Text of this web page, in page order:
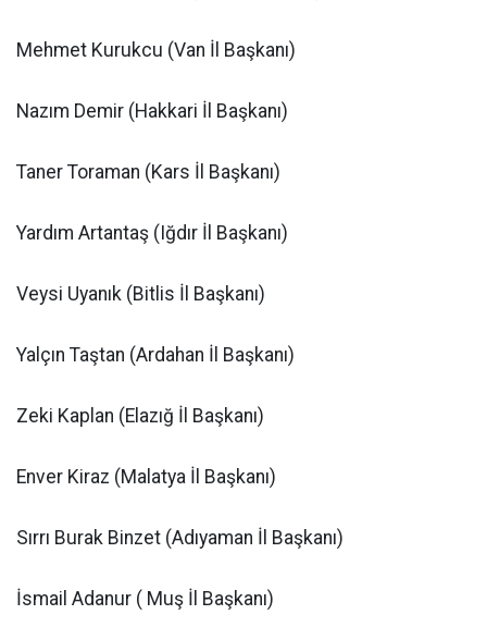
Mehmet Kurukcu (Van İl Başkanı)
Nazım Demir (Hakkari İl Başkanı)
Taner Toraman (Kars İl Başkanı)
Yardım Artantaş (Iğdır İl Başkanı)
Veysi Uyanık (Bitlis İl Başkanı)
Yalçın Taştan (Ardahan İl Başkanı)
Zeki Kaplan (Elazığ İl Başkanı)
Enver Kiraz (Malatya İl Başkanı)
Sırrı Burak Binzet (Adıyaman İl Başkanı)
İsmail Adanur ( Muş İl Başkanı)